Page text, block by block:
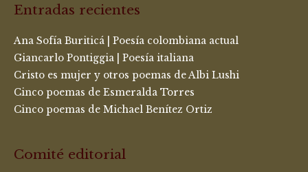
Entradas recientes
Ana Sofía Buriticá | Poesía colombiana actual
Giancarlo Pontiggia | Poesía italiana
Cristo es mujer y otros poemas de Albi Lushi
Cinco poemas de Esmeralda Torres
Cinco poemas de Michael Benítez Ortiz
Comité editorial